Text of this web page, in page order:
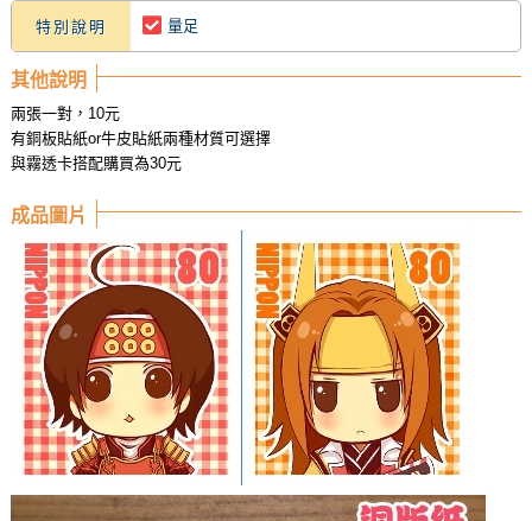
特別說明 量足
其他說明
兩張一對，10元
有銅板貼紙or牛皮貼紙兩種材質可選擇
與霧透卡搭配購買為30元
成品圖片